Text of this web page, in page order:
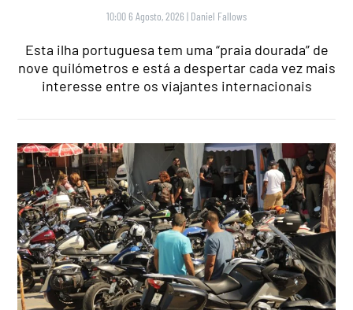
10:00 6 Agosto, 2026 | Daniel Fallows
Esta ilha portuguesa tem uma “praia dourada” de
nove quilómetros e está a despertar cada vez mais
interesse entre os viajantes internacionais